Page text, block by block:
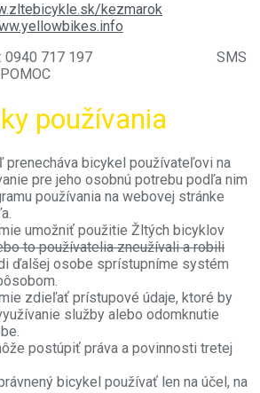
kezmarok
0940 717 197
SMS
používania
prenecháva bicykel používateľovi na
pre jeho osobnú potrebu podľa nim
používania na webovej stránke
umožniť použitie Žltých bicyklov
to používatelia zneužívali a robili
ďalšej osobe sprístupníme systém
zdieľať prístupové údaje, ktoré by
služby alebo odomknutie
postúpiť práva a povinnosti tretej
bicykel používať len na účel, na